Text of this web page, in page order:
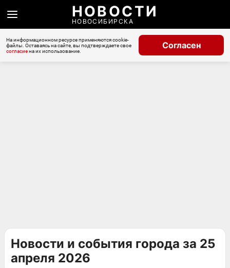
НОВОСТИ
НОВОСИБИРСКА
На информационном ресурсе применяются cookie-
файлы. Оставаясь на сайте, вы подтверждаете свое
согласиена их использование.
Согласен
Новости и события города за 25
апреля 2026